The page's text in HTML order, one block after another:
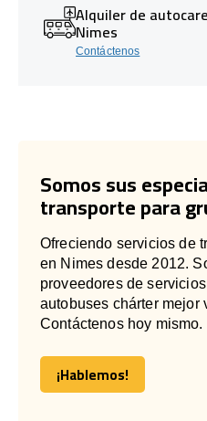
Alquiler de
Nimes
Contáctenos
Somos sus
transporte para
Ofreciendo servicios de
en Nimes desde 2012.
proveedores de
autobuses chárter mejor
Contáctenos hoy mismo.
¡Hablemos!
¡Hablemos!